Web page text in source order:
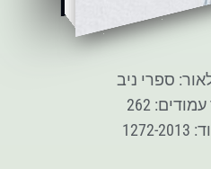
ספרי ניב
262